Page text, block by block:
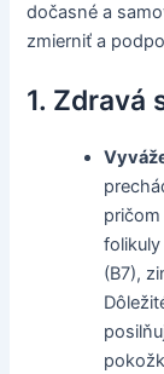
dočasné a
zmierniť a
1. Zdravá
folikuly
(B7),